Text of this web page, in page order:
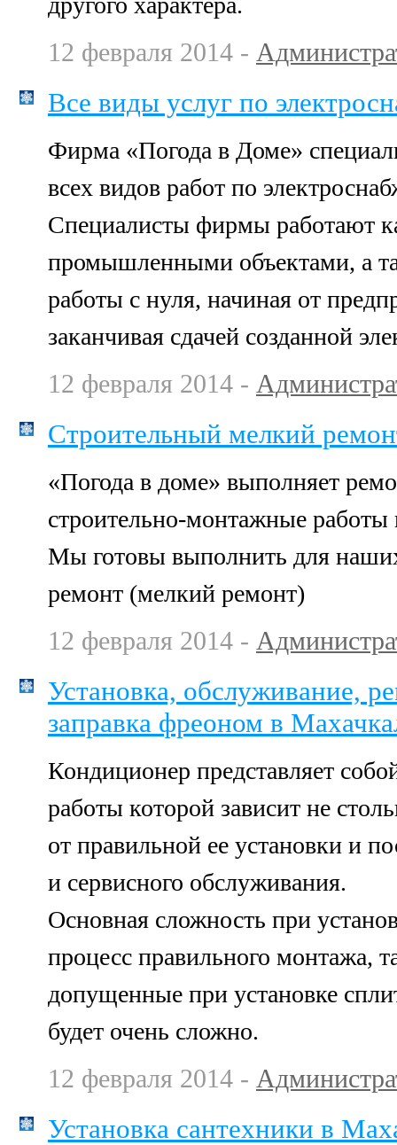
12 февраля 2014 -
Все виды услуг по
Фирма «Погода в Доме»
всех видов работ по
Специалисты фирмы работают
промышленными объектами, а
работы с нуля, начиная от
заканчивая сдачей созданной
12 февраля 2014 -
Строительный мелкий
«Погода в доме» выполняет
строительно-монтажные работы
Мы готовы выполнить для
ремонт (мелкий ремонт)
12 февраля 2014 -
Установка, обслуживание,
заправка фреоном в
Кондиционер представляет
работы которой зависит не
от правильной ее установки и
и сервисного обслуживания.
Основная сложность при
процесс правильного монтажа,
допущенные при установке
будет очень сложно.
12 февраля 2014 -
Установка сантехники в